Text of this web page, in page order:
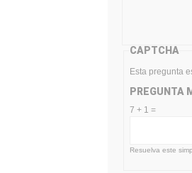
CAPTCHA
Esta pregunta
PREGUNTA
7 + 1 =
Resuelva este